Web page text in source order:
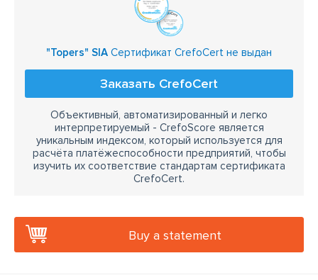
"Topers" SIA Сертификат CrefoCert не выдан
Заказать CrefoCert
Объективный, автоматизированный и легко
интерпретируемый - CrefoScore является
уникальным индексом, который используется для
расчёта платёжеспособности предприятий, чтобы
изучить их соответствие стандартам сертификата
CrefoCert.
Buy a statement